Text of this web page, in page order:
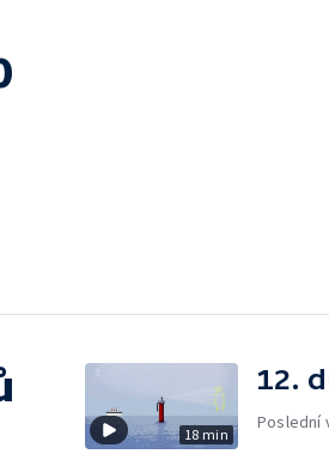
18 min
12.
Poslední